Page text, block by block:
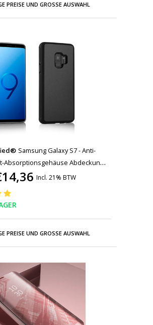
PREISE UND GROSSE AUSWAHL
Samsung Galaxy S7 - Anti-
Absorptionsgehäuse Abdeckung
Incl. 21% BTW
PREISE UND GROSSE AUSWAHL